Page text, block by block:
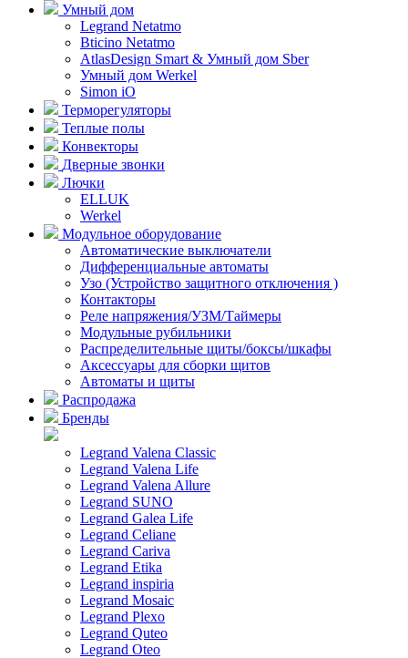
Умный дом
Legrand Netatmo
Bticino Netatmo
AtlasDesign Smart & Умный дом Sber
Умный дом Werkel
Simon iO
Терморегуляторы
Теплые полы
Конвекторы
Дверные звонки
Лючки
ELLUK
Werkel
Модульное оборудование
Автоматические выключатели
Дифференциальные автоматы
Узо (Устройство защитного отключения )
Контакторы
Реле напряжения/УЗМ/Таймеры
Модульные рубильники
Распределительные щиты/боксы/шкафы
Аксессуары для сборки щитов
Автоматы и щиты
Распродажа
Бренды
Legrand Valena Classic
Legrand Valena Life
Legrand Valena Allure
Legrand SUNO
Legrand Galea Life
Legrand Celiane
Legrand Cariva
Legrand Etika
Legrand inspiria
Legrand Mosaic
Legrand Plexo
Legrand Quteo
Legrand Oteo